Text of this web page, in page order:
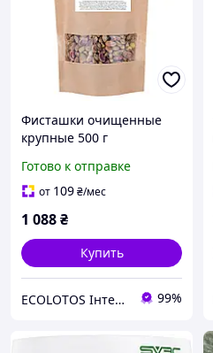
Фисташки очищенные
крупные 500 г
Готово к отправке
от 109₴/мес
1 088₴
Купить
ECOLOTOS Інтернет-магазин натуральних продуктів харчування 99%